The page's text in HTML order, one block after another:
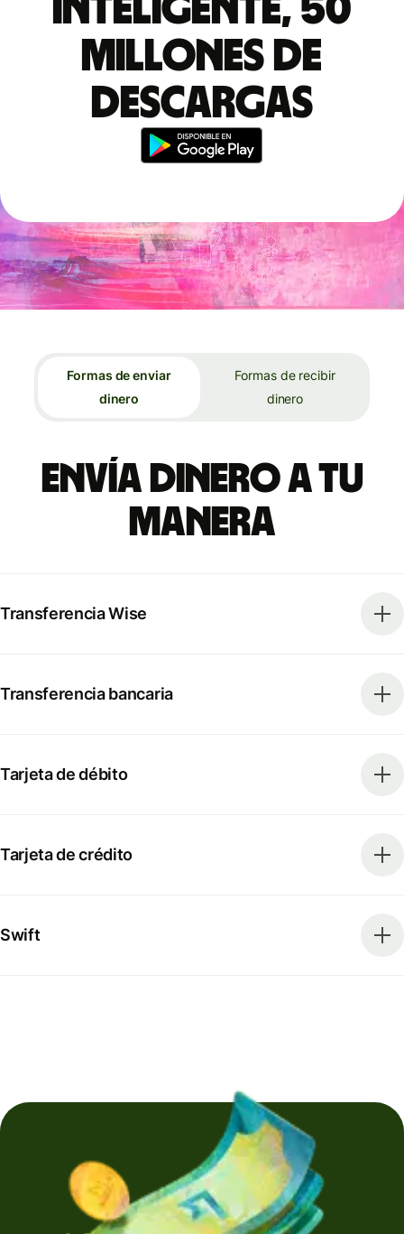
inteligente, 50
millones de
descargas
Formas de enviar
dinero
Formas de recibir
dinero
Envía dinero a tu
manera
Transferencia Wise
Transferencia bancaria
Tarjeta de débito
Tarjeta de crédito
Swift